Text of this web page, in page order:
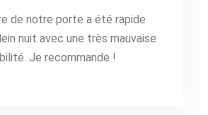
de notre porte a été rapide
nuit avec une très mauvaise
Je recommande !